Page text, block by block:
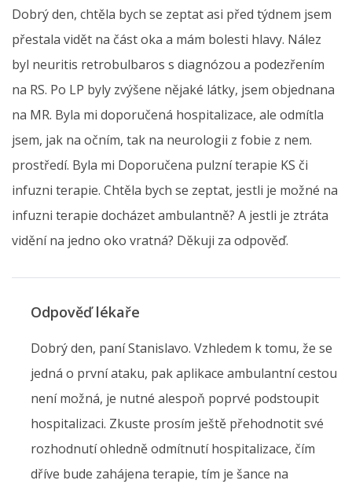
Dobrý den, chtěla bych se zeptat asi před týdnem jsem
přestala vidět na část oka a mám bolesti hlavy. Nález
byl neuritis retrobulbaros s diagnózou a podezřením
na RS. Po LP byly zvýšene nějaké látky, jsem objednana
na MR. Byla mi doporučená hospitalizace, ale odmítla
jsem, jak na očním, tak na neurologii z fobie z nem.
prostředí. Byla mi Doporučena pulzní terapie KS či
infuzni terapie. Chtěla bych se zeptat, jestli je možné na
infuzni terapie docházet ambulantně? A jestli je ztráta
vidění na jedno oko vratná? Děkuji za odpověď.
Odpověď lékaře
Dobrý den, paní Stanislavo. Vzhledem k tomu, že se
jedná o první ataku, pak aplikace ambulantní cestou
není možná, je nutné alespoň poprvé podstoupit
hospitalizaci. Zkuste prosím ještě přehodnotit své
rozhodnutí ohledně odmítnutí hospitalizace, čím
dříve bude zahájena terapie, tím je šance na